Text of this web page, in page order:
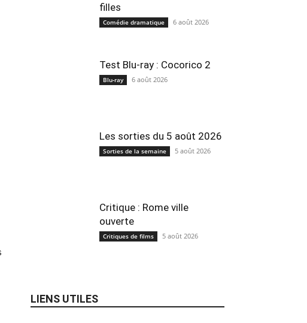
filles
Comédie dramatique 6 août 2026
Test Blu-ray : Cocorico 2
Blu-ray 6 août 2026
Les sorties du 5 août 2026
Sorties de la semaine 5 août 2026
Critique : Rome ville
ouverte
Critiques de films 5 août 2026
LIENS UTILES